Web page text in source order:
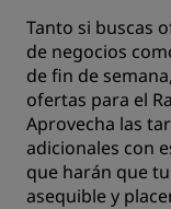
Tanto si buscas
de negocios
de fin de
ofertas para el
Aprovecha las
adicionales con
que harán que
asequible y